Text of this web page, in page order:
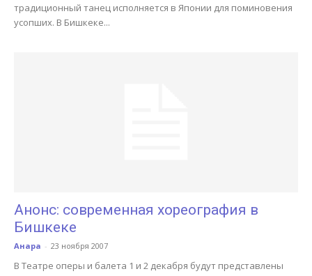
традиционный танец исполняется в Японии для поминовения
усопших. В Бишкеке...
Анонс: современная хореография в
Бишкеке
Анара - 23 ноября 2007
В Театре оперы и балета 1 и 2 декабря будут представлены